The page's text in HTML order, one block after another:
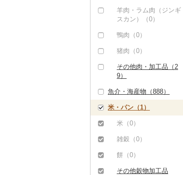
（51）
アグー豚（0）
（7）
ソーセージ・ウインナ
ー（0）
ベーコン・サラミ
（0）
羊肉・ラム肉（ジンギ
スカン）（0）
鴨肉（0）
猪肉（0）
その他肉・加工品（2
9）
魚介・海産物（888）
カニ（0）
エビ（4）
甘エビ（1）
ボタンエビ（0）
伊勢海老（2）
いくら（5）
うに（5）
明太子・たらこ（0）
米・パン（1）
米（0）
雑穀（0）
餅（0）
その他穀物加工品